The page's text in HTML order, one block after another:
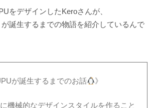
をデザインしたKeroさんが、
が誕生するまでの物語を紹介しているんで
が誕生するまでのお話 》
機械的なデザインスタイルを作ること